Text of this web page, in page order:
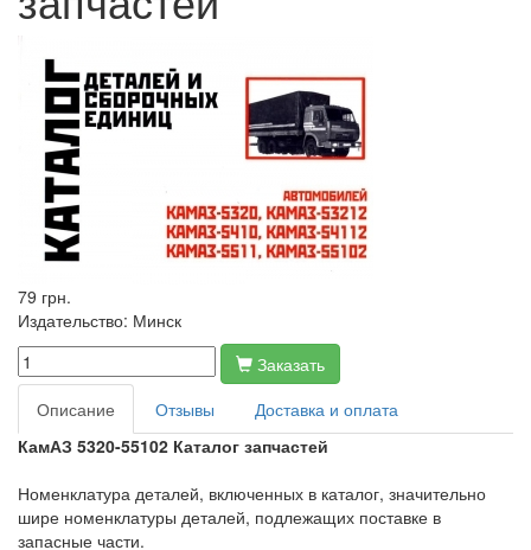
79 грн.
Издательство: Минск
Заказать
Описание
Отзывы
Доставка и оплата
КамАЗ 5320-55102 Каталог запчастей
Номенклатура деталей, включенных в каталог, значительно
шире номенклатуры деталей, подлежащих поставке в
запасные части.